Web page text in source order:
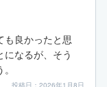
も良かったと思
なるが、そう
投稿日：2026年1月8日